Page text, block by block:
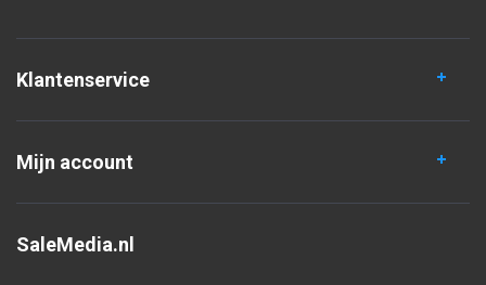
Klantenservice
Mijn account
SaleMedia.nl